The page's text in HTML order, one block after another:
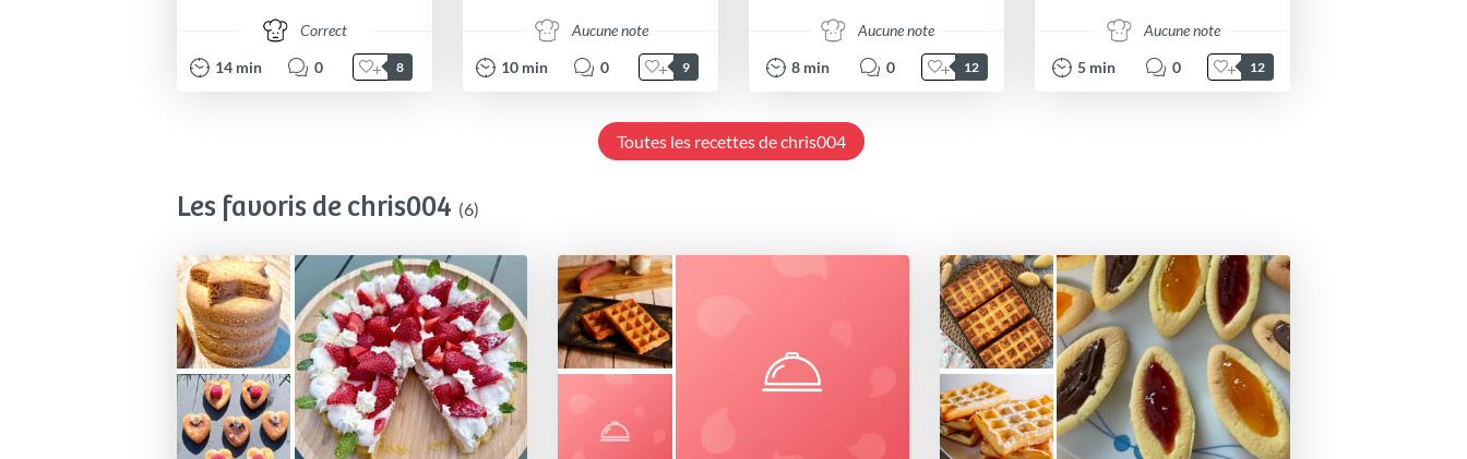
Correct
14 min 0 8
Aucune note
10 min 0 9
Aucune note
8 min 0 12
Aucune note
5 min 0 12
Toutes les recettes de chris004
Les favoris de chris004 (6)